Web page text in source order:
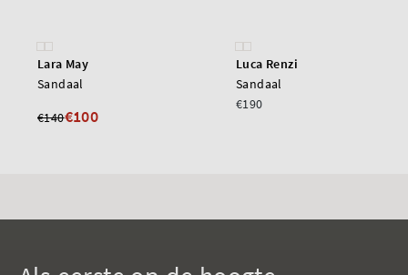
Lara May
Sandaal
€140€100
Luca Renzi
Sandaal
€190